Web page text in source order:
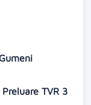
TVR 3